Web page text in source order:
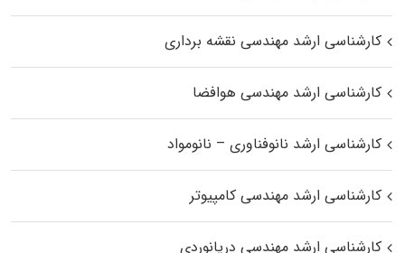
کارشناسی ارشد مهندسی نقشه برداری
کارشناسی ارشد مهندسی هوافضا
کارشناسی ارشد نانوفناوری – نانومواد
کارشناسی ارشد مهندسی کامپیوتر
کارشناسی ارشد مهندسی دریانوردی